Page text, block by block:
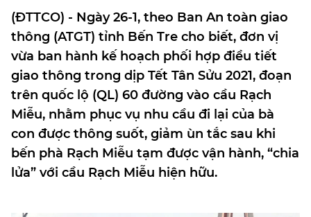
(ĐTTCO) - Ngày 26-1, theo Ban An toàn giao
thông (ATGT) tỉnh Bến Tre cho biết, đơn vị
vừa ban hành kế hoạch phối hợp điều tiết
giao thông trong dịp Tết Tân Sửu 2021, đoạn
trên quốc lộ (QL) 60 đường vào cầu Rạch
Miễu, nhằm phục vụ nhu cầu đi lại của bà
con được thông suốt, giảm ùn tắc sau khi
bến phà Rạch Miễu tạm được vận hành, “chia
lửa” với cầu Rạch Miễu hiện hữu.